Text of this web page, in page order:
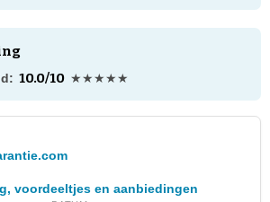
10.0/10 ★★★★★
voordeeltjes en aanbiedingen